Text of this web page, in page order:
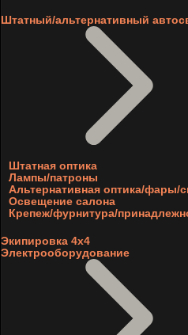
Штатный/альтернативный
Штатная оптика
Лампы/патроны
Альтернативная оптика/фары/
Освещение салона
Крепеж/фурнитура/
Экипировка 4х4
Электрооборудование